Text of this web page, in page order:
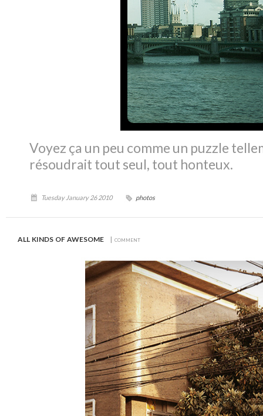
Voyez ça un peu comme un puzzle
résoudrait tout seul, tout honteux.
Tuesday January 26 2010 photos
all kinds of awesome | comment